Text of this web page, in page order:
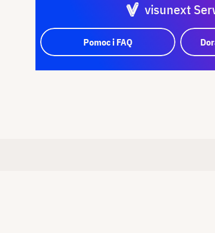
visunext
Pomoc i FAQ